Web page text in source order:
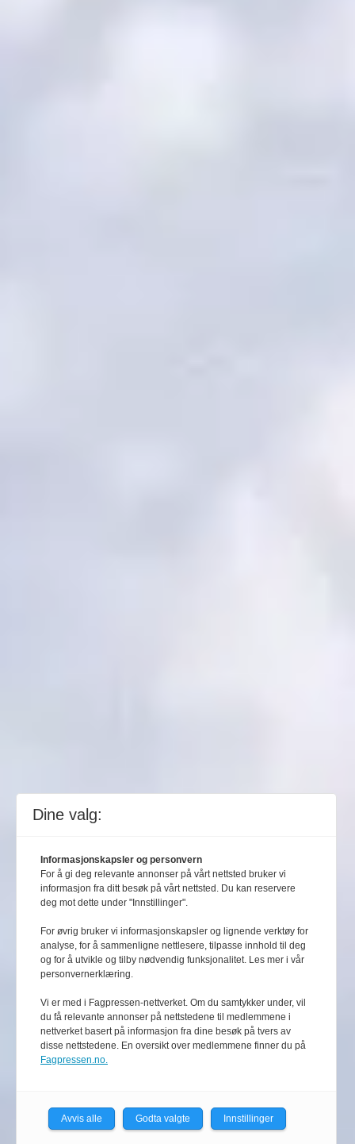
Dine valg:
Informasjonskapsler og personvern
For å gi deg relevante annonser på vårt nettsted bruker vi
informasjon fra ditt besøk på vårt nettsted. Du kan reservere
deg mot dette under "Innstillinger".
For øvrig bruker vi informasjonskapsler og lignende verktøy for
analyse, for å sammenligne nettlesere, tilpasse innhold til deg
og for å utvikle og tilby nødvendig funksjonalitet. Les mer i vår
personvernerklæring.
Vi er med i Fagpressen-nettverket. Om du samtykker under, vil
du få relevante annonser på nettstedene til medlemmene i
nettverket basert på informasjon fra dine besøk på tvers av
disse nettstedene. En oversikt over medlemmene finner du på
Fagpressen.no.
Avvis alle Godta valgte Innstillinger